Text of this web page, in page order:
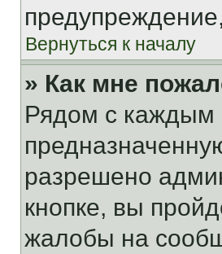
Вернуться к началу
» Как мне
Рядом с каждым
разрешено
кнопке, вы
жалобы на